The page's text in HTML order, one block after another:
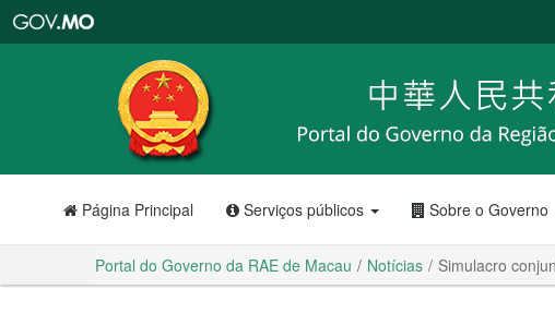
RAE
de
Macau
Página Principal Serviços públicos Sobre o Governo
Portal do Governo da RAE de Macau Notícias Simulacro